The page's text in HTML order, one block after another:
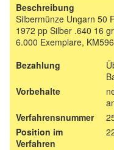
Beschreibung
Silbermünze Ungarn 50
1972 pp Silber .640 16
6.000 Exemplare,
Bezahlung
Vorbehalte
Verfahrensnummer
Position im
Verfahren